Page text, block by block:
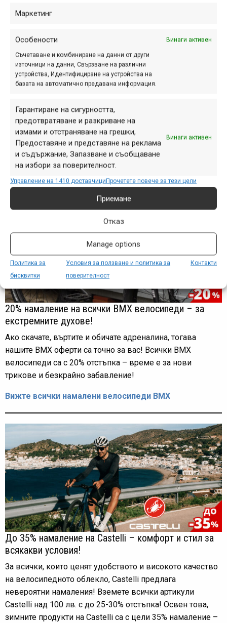
Маркетинг
Особености Винаги активен
Съчетаване и комбиниране на данни от други
източници на данни, Свързване на различни
устройства, Идентифициране на устройства на
базата на автоматично предавана информация.
Гарантиране на сигурността,
предотвратяване и разкриване на
измами и отстраняване на грешки,
Предоставяне и представяне на реклама
и съдържание, Запазване и съобщаване
на избори за поверителност.
Винаги активен
Управление на 1410 доставчициПрочетете повече за тези цели
Приемане
Отказ
Manage options
Политика за
бисквитки
Условия за ползване и политика за
поверителност
Контакти
До 30% намаление на велосипеди Pinarello – за
истинските ценители на скоростта!
Pinarello е синоним на изключителна аеродинамика и
иновативен дизайн. Ако мечтаете за върховно шосейно
изживяване, сега е моментът да си го позволите на по-
добра цена – с до 30% намаление!
Вижте всички намалени велосипеди Pinarello
20% намаление на всички BMX велосипеди – за
екстремните духове!
Ако скачате, въртите и обичате адреналина, тогава
нашите BMX оферти са точно за вас! Всички BMX
велосипеди са с 20% отстъпка – време е за нови
трикове и безкрайно забавление!
Вижте всички намалени велосипеди BMX
До 35% намаление на Castelli – комфорт и стил за
всякакви условия!
За всички, които ценят удобството и високото качество
на велосипедното облекло, Castelli предлага
невероятни намаления! Вземете всички артикули
Castelli над 100 лв. с до 25-30% отстъпка! Освен това,
зимните продукти на Castelli са с цели 35% намаление –